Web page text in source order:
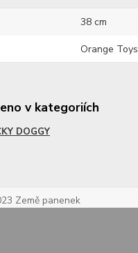
38 cm
Orange Toys
v kategoriích
DOGGY
Země panenek